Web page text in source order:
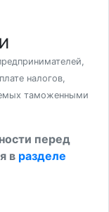
налогов,
таможенными
перед
в разделе